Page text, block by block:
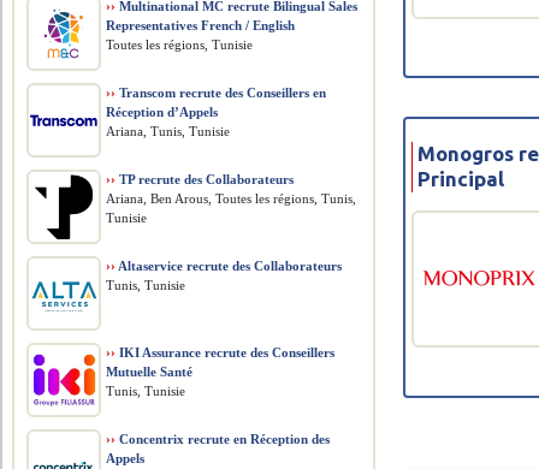
Monogros
Principal
›› Multinational MC recrute Bilingual Sales
Representatives French / English
Toutes les régions, Tunisie
›› Transcom recrute des Conseillers en
Réception d’Appels
Ariana, Tunis, Tunisie
›› TP recrute des Collaborateurs
Ariana, Ben Arous, Toutes les régions, Tunis,
Tunisie
›› Altaservice recrute des Collaborateurs
Tunis, Tunisie
›› IKI Assurance recrute des Conseillers
Mutuelle Santé
Tunis, Tunisie
›› Concentrix recrute en Réception des
Appels